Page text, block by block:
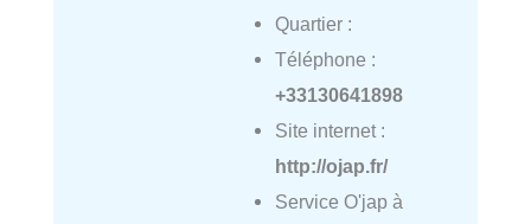
Quartier :
Téléphone :
+33130641898
Site internet :
http://ojap.fr/
Service O'jap à